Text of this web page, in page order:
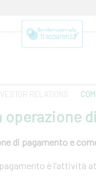
RELATIONS
di pagamento e
è l’attività